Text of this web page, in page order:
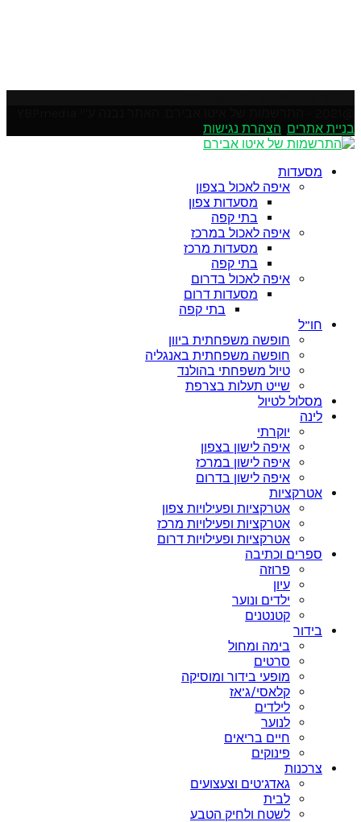
בניית אתרים הצהרת נגישות
מסעדות
איפה לאכול בצפון
מסעדות צפון
בתי קפה
איפה לאכול במרכז
מסעדות מרכז
בתי קפה
איפה לאכול בדרום
מסעדות דרום
בתי קפה
חו”ל
חופשה משפחתית ביוון
חופשה משפחתית באנגליה
טיול משפחתי בהולנד
שייט תעלות בצרפת
מסלול לטיול
לינה
יוקרתי
איפה לישון בצפון
איפה לישון במרכז
איפה לישון בדרום
אטרקציות
אטרקציות ופעילויות צפון
אטרקציות ופעילויות מרכז
אטרקציות ופעילויות דרום
ספרים וכתיבה
פרוזה
עיון
ילדים ונוער
קטנטנים
בידור
בימה ומחול
סרטים
מופעי בידור ומוסיקה
קלאסי/ג’אז
לילדים
לנוער
חיים בריאים
פינוקים
צרכנות
גאדג’טים וצעצועים
לבית
לשטח ולחיק הטבע